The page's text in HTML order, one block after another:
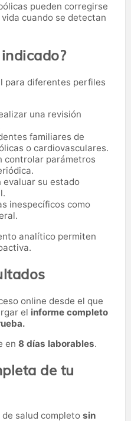
pueden corregirse
cuando se detectan
para diferentes perfiles
una revisión
familiares de
o cardiovasculares.
controlar parámetros
evaluar su estado
inespecíficos como
analítico permiten
online desde el que
el informe completo
en 8 días laborables.
de tu
salud completo sin